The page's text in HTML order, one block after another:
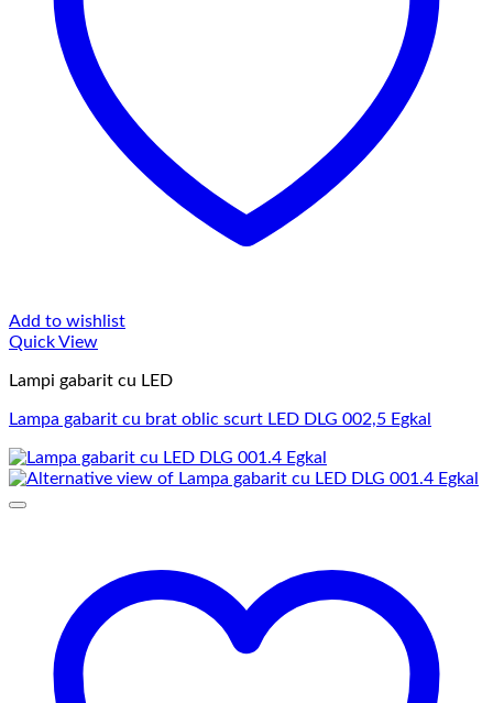
Add to wishlist
Quick View
Lampi gabarit cu LED
Lampa gabarit cu brat oblic scurt LED DLG 002,5 Egkal